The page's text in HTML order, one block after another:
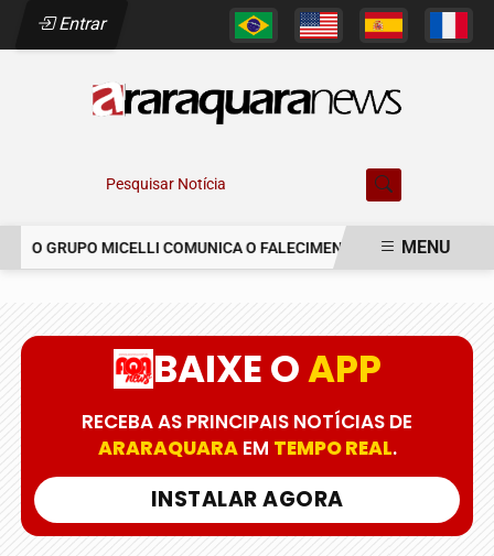
Entrar
Pesquisar Notícia
O GRUPO MICELLI COMUNICA O FALECIMENTO DO SR. MARCELO
MENU
BAIXE OAPP
RECEBA AS PRINCIPAIS NOTÍCIAS DE
ARARAQUARAEM TEMPO REAL.
INSTALAR AGORA